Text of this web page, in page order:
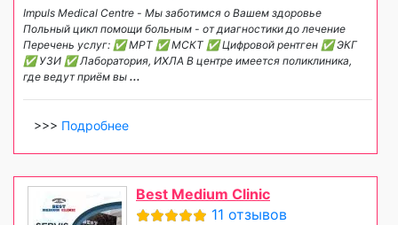
Impuls Medical Centre - Мы заботимся о Вашем здоровье
Польный цикл помощи больным - от диагностики до лечение
Перечень услуг: ✅ МРТ ✅ МСКТ ✅ Цифровой рентген ✅ ЭКГ
✅ УЗИ ✅ Лаборатория, ИХЛА В центре имеется поликлиника,
где ведут приём вы ...
>>> Подробнее
Best Medium Clinic
11 отзывов